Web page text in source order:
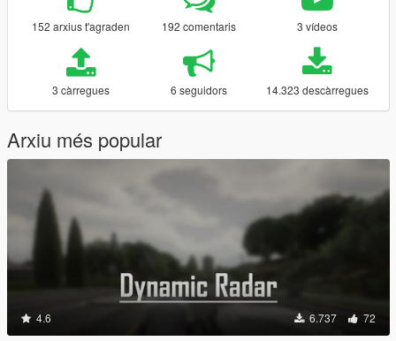
152 arxius t'agraden 192 comentaris 3 vídeos
3 càrregues 6 seguidors 14.323 descàrregues
Arxiu més popular
4.6 6.737 72